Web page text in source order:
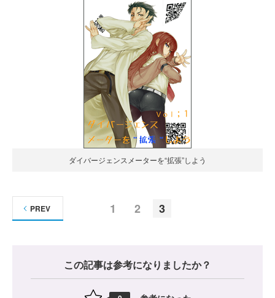
ダイバージェンスメーターを“拡張”しよう
1 2 3
PREV
この記事は参考になりましたか？